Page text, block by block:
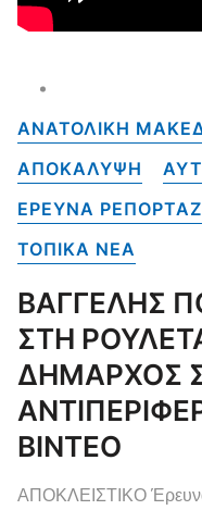
ΑΝΑΤΟΛΙΚΗ
ΑΠΟΚΑΛΥΨΗ
ΕΡΕΥΝΑ ΡΕΠΟΡΤΑΖ
ΤΟΠΙΚΑ NEA
ΒΑΓΓΕΛΗΣ
ΣΤΗ
ΔΗΜΑΡΧΟΣ
ΒΙΝΤΕΟ
ΑΠΟΚΛΕΙΣΤΙΚΟ